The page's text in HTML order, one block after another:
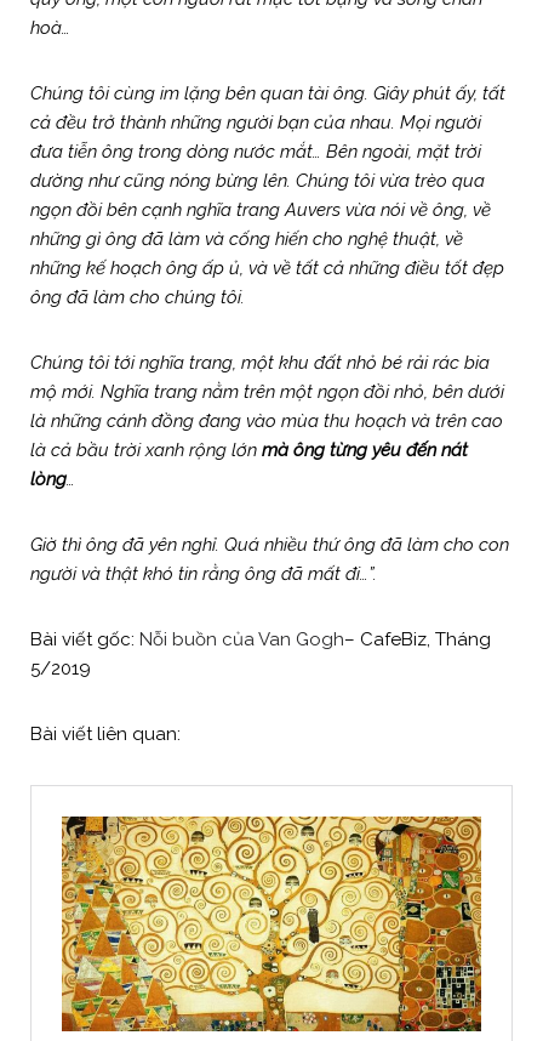
hoà…
Chúng tôi cùng im lặng bên quan tài ông. Giây phút ấy, tất
cả đều trở thành những người bạn của nhau. Mọi người
đưa tiễn ông trong dòng nước mắt… Bên ngoài, mặt trời
dường như cũng nóng bừng lên. Chúng tôi vừa trèo qua
ngọn đồi bên cạnh nghĩa trang Auvers vừa nói về ông, về
những gì ông đã làm và cống hiến cho nghệ thuật, về
những kế hoạch ông ấp ủ, và về tất cả những điều tốt đẹp
ông đã làm cho chúng tôi.
Chúng tôi tới nghĩa trang, một khu đất nhỏ bé rải rác bia
mộ mới. Nghĩa trang nằm trên một ngọn đồi nhỏ, bên dưới
là những cánh đồng đang vào mùa thu hoạch và trên cao
là cả bầu trời xanh rộng lớn mà ông từng yêu đến nát
lòng…
Giờ thì ông đã yên nghỉ. Quá nhiều thứ ông đã làm cho con
người và thật khó tin rằng ông đã mất đi…”.
Bài viết gốc: Nỗi buồn của Van Gogh– CafeBiz, Tháng
5/2019
Bài viết liên quan: